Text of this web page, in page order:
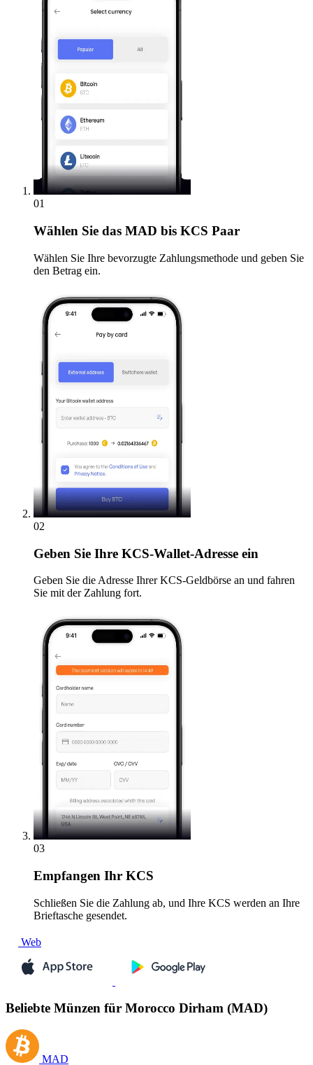
01
Wählen Sie das MAD bis KCS Paar
Wählen Sie Ihre bevorzugte Zahlungsmethode und geben Sie
den Betrag ein.
02
Geben Sie Ihre KCS-Wallet-Adresse ein
Geben Sie die Adresse Ihrer KCS-Geldbörse an und fahren
Sie mit der Zahlung fort.
03
Empfangen Ihr KCS
Schließen Sie die Zahlung ab, und Ihre KCS werden an Ihre
Brieftasche gesendet.
Web
Beliebte Münzen für Morocco Dirham (MAD)
MAD